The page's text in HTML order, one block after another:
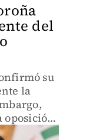
del
su
la
oposición